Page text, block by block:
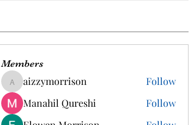
Members
aizzymorrison
aizzymorrison
Follow
Manahil Qureshi
Follow